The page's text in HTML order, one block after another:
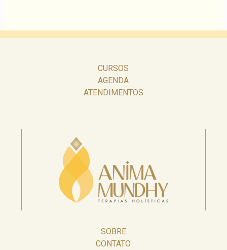
CURSOS
AGENDA
ATENDIMENTOS
SOBRE
CONTATO